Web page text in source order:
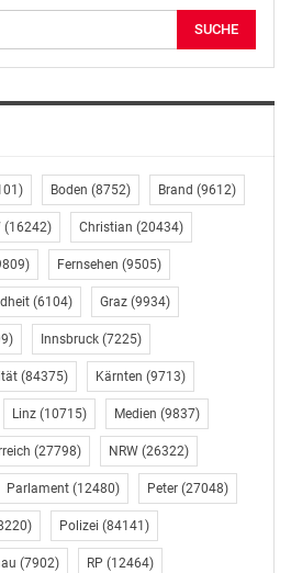
sei es jedoch nicht
mit wenig
dass Investoren und
ob ein Windrad gebaut werden
nicht stattfinden“, mahnt er.
Behördenverfahren.“
ist den Unternehmen nicht
UNTER
VERANTWORTUNG
Service GmbH und
Boden (8752) Brand (9612)
(16242) Christian (20434)
Fernsehen (9505)
(6104) Graz (9934)
Innsbruck (7225)
(84375) Kärnten (9713)
Linz (10715) Medien (9837)
(27798) NRW (26322)
Parlament (12480) Peter (27048)
Polizei (84141)
(7902) RP (12464)